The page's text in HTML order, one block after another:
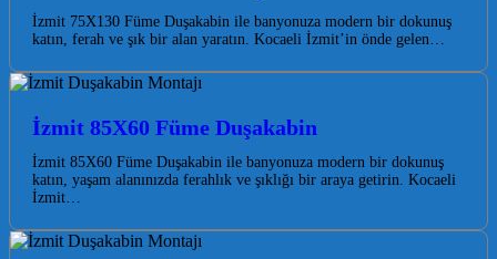
İzmit 75X130 Füme Duşakabin ile banyonuza modern bir dokunuş
katın, ferah ve şık bir alan yaratın. Kocaeli İzmit’in önde gelen…
İzmit 85X60 Füme Duşakabin
İzmit 85X60 Füme Duşakabin ile banyonuza modern bir dokunuş
katın, yaşam alanınızda ferahlık ve şıklığı bir araya getirin. Kocaeli
İzmit…